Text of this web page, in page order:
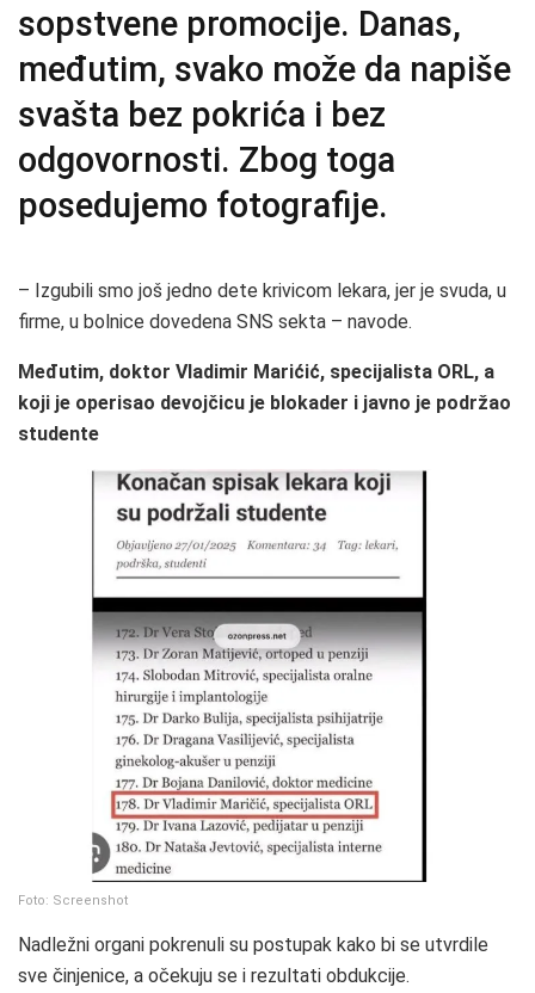
sopstvene promocije. Danas,
međutim, svako može da napiše
svašta bez pokrića i bez
odgovornosti. Zbog toga
posedujemo fotografije.
– Izgubili smo još jedno dete krivicom lekara, jer je svuda, u
firme, u bolnice dovedena SNS sekta – navode.
Međutim, doktor Vladimir Marićić, specijalista ORL, a
koji je operisao devojčicu je blokader i javno je podržao
studente
Foto: Screenshot
Nadležni organi pokrenuli su postupak kako bi se utvrdile
sve činjenice, a očekuju se i rezultati obdukcije.